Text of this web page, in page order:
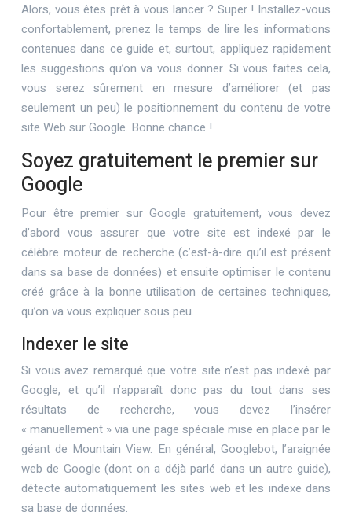
Alors, vous êtes prêt à vous lancer ? Super ! Installez-vous
confortablement, prenez le temps de lire les informations
contenues dans ce guide et, surtout, appliquez rapidement
les suggestions qu’on va vous donner. Si vous faites cela,
vous serez sûrement en mesure d’améliorer (et pas
seulement un peu) le positionnement du contenu de votre
site Web sur Google. Bonne chance !
Soyez gratuitement le premier sur
Google
Pour être premier sur Google gratuitement, vous devez
d’abord vous assurer que votre site est indexé par le
célèbre moteur de recherche (c’est-à-dire qu’il est présent
dans sa base de données) et ensuite optimiser le contenu
créé grâce à la bonne utilisation de certaines techniques,
qu’on va vous expliquer sous peu.
Indexer le site
Si vous avez remarqué que votre site n’est pas indexé par
Google, et qu’il n’apparaît donc pas du tout dans ses
résultats de recherche, vous devez l’insérer
« manuellement » via une page spéciale mise en place par le
géant de Mountain View. En général, Googlebot, l’araignée
web de Google (dont on a déjà parlé dans un autre guide),
détecte automatiquement les sites web et les indexe dans
sa base de données.